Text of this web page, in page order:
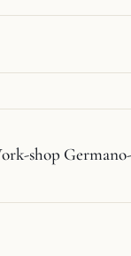
shop